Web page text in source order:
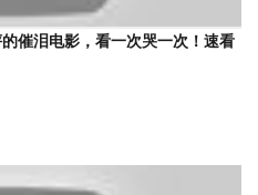
催泪电影，看一次哭一次！速看